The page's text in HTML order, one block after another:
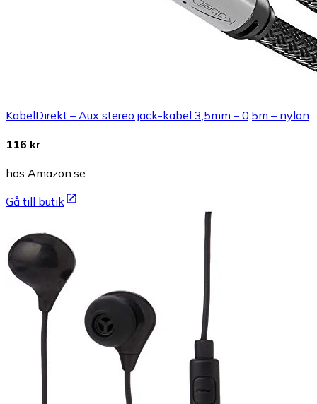
KabelDirekt – Aux stereo jack-kabel 3,5mm – 0,5m – nylon
116 kr
hos Amazon.se
Gå till butik